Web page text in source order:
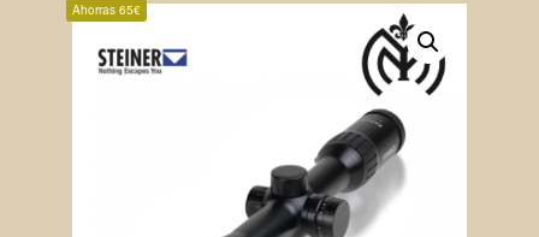
Ahorras 65€